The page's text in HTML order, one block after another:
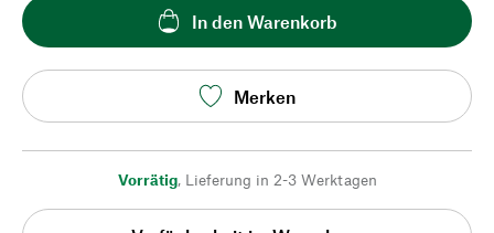
In den Warenkorb
Merken
Vorrätig, Lieferung in 2-3 Werktagen